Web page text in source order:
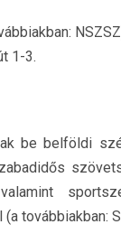
1-3.
be belföldi
továbbiakban: